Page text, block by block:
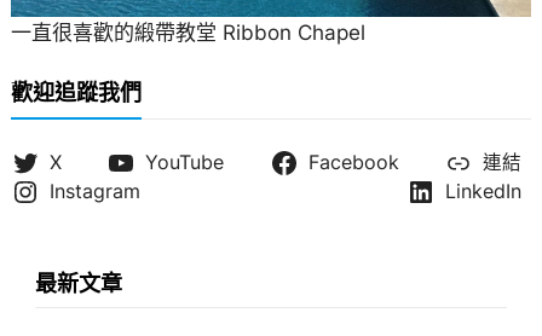
一直很喜歡的緞帶教堂 Ribbon Chapel
歡迎追蹤我們
X YouTube Facebook
連結
Instagram
LinkedIn
最新文章